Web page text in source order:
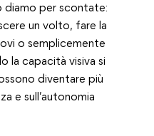
diamo per scontate:
un volto, fare la
o semplicemente
la capacità visiva si
diventare più
e sull’autonomia